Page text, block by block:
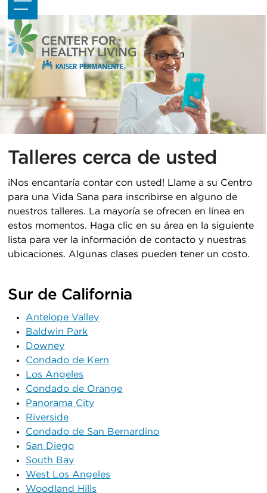
Skip
to
content
Open
mobile
menu
Close
mobile
menu
Talleres cerca de usted
¡Nos encantaría contar con usted! Llame a su Centro
para una Vida Sana para inscribirse en alguno de
nuestros talleres. La mayoría se ofrecen en línea en
estos momentos. Haga clic en su área en la siguiente
lista para ver la información de contacto y nuestras
ubicaciones. Algunas clases pueden tener un costo.
Sur de California
Antelope Valley
Baldwin Park
Downey
Condado de Kern
Los Angeles
Condado de Orange
Panorama City
Riverside
Condado de San Bernardino
San Diego
South Bay
West Los Angeles
Woodland Hills